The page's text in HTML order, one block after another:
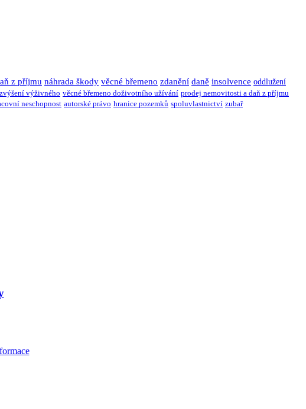
z příjmu náhrada škody věcné břemeno zdanění daně insolvence oddlužení
zvýšení výživného věcné břemeno doživotního užívání prodej nemovitosti a daň z příjmu
neschopnost autorské právo hranice pozemků spoluvlastnictví zubař